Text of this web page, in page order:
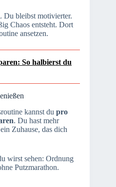
Du bleibst motivierter.
Chaos entsteht. Dort
ansetzen.
So halbierst du
kannst du pro
. Du hast mehr
Zuhause, das dich
wirst sehen: Ordnung
Putzmarathon.